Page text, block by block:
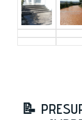
📝